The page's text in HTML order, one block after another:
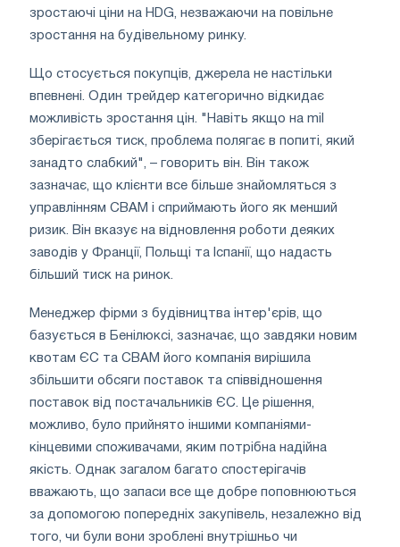
зростаючі ціни на HDG, незважаючи на повільне
зростання на будівельному ринку.
Що стосується покупців, джерела не настільки
впевнені. Один трейдер категорично відкидає
можливість зростання цін. "Навіть якщо на mil
зберігається тиск, проблема полягає в попиті, який
занадто слабкий", – говорить він. Він також
зазначає, що клієнти все більше знайомляться з
управлінням CBAM і сприймають його як менший
ризик. Він вказує на відновлення роботи деяких
заводів у Франції, Польщі та Іспанії, що надасть
більший тиск на ринок.
Менеджер фірми з будівництва інтер'єрів, що
базується в Бенілюксі, зазначає, що завдяки новим
квотам ЄС та CBAM його компанія вирішила
збільшити обсяги поставок та співвідношення
поставок від постачальників ЄС. Це рішення,
можливо, було прийнято іншими компаніями-
кінцевими споживачами, яким потрібна надійна
якість. Однак загалом багато спостерігачів
вважають, що запаси все ще добре поповнюються
за допомогою попередніх закупівель, незалежно від
того, чи були вони зроблені внутрішньо чи